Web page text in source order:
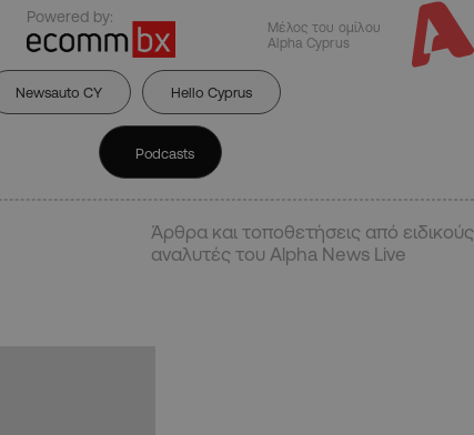
Powered by:
Μέλος του ομίλου
Alpha Cyprus
Newsauto CY Hello Cyprus
Podcasts
Άρθρα και τοποθετήσεις από ειδικούς
αναλυτές του Alpha News Live